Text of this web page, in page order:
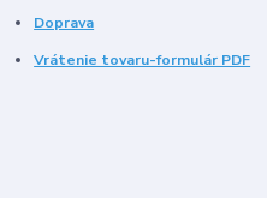
Doprava
Vrátenie tovaru-formulár PDF